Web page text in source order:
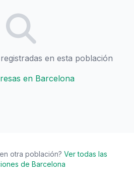
en esta población
en Barcelona
otra población? Ver todas las
de Barcelona